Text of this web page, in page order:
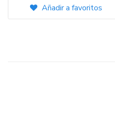
Añadir a favoritos